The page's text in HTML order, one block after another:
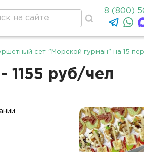
8 (800)
сет "Морской гурман" на 15
1155 руб/чел